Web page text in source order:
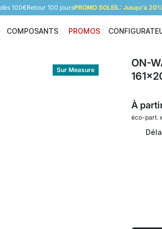
100€Retour 100 joursPROMO SOLEIL: Jusqu'à
Pièces
COMPOSANTS
Composants
PROMOS
Sur Measure
ON-
À
éco-part.